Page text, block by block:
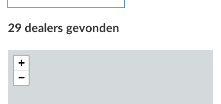
29 dealers gevonden
+
−